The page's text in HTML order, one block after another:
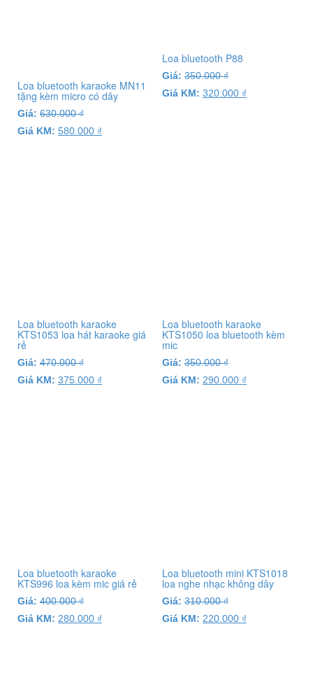
Loa bluetooth karaoke MN11
tặng kèm micro có dây
Giá: 630.000₫
Giá KM: 580.000 ₫
Loa bluetooth P88
Giá: 350.000₫
Giá KM: 320.000 ₫
Loa bluetooth karaoke
KTS1053 loa hát karaoke giá
rẻ
Giá: 470.000₫
Giá KM: 375.000 ₫
Loa bluetooth karaoke
KTS1050 loa bluetooth kèm
mic
Giá: 350.000₫
Giá KM: 290.000 ₫
Loa bluetooth karaoke
KTS996 loa kèm mic giá rẻ
Giá: 400.000₫
Giá KM: 280.000 ₫
Loa bluetooth mini KTS1018
loa nghe nhạc không dây
Giá: 310.000₫
Giá KM: 220.000 ₫